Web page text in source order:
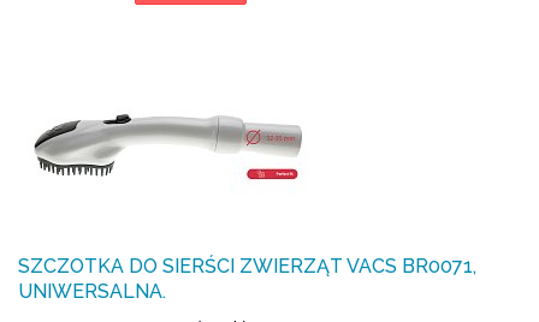
SZCZOTKA DO SIERŚCI ZWIERZĄT VACS BR0071,
UNIWERSALNA.